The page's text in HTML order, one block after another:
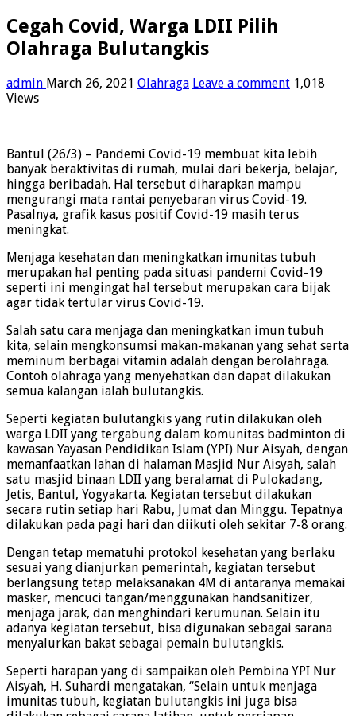
Cegah Covid, Warga LDII Pilih
Olahraga Bulutangkis
admin March 26, 2021 Olahraga Leave a comment 1,018
Views
Bantul (26/3) – Pandemi Covid-19 membuat kita lebih
banyak beraktivitas di rumah, mulai dari bekerja, belajar,
hingga beribadah. Hal tersebut diharapkan mampu
mengurangi mata rantai penyebaran virus Covid-19.
Pasalnya, grafik kasus positif Covid-19 masih terus
meningkat.
Menjaga kesehatan dan meningkatkan imunitas tubuh
merupakan hal penting pada situasi pandemi Covid-19
seperti ini mengingat hal tersebut merupakan cara bijak
agar tidak tertular virus Covid-19.
Salah satu cara menjaga dan meningkatkan imun tubuh
kita, selain mengkonsumsi makan-makanan yang sehat serta
meminum berbagai vitamin adalah dengan berolahraga.
Contoh olahraga yang menyehatkan dan dapat dilakukan
semua kalangan ialah bulutangkis.
Seperti kegiatan bulutangkis yang rutin dilakukan oleh
warga LDII yang tergabung dalam komunitas badminton di
kawasan Yayasan Pendidikan Islam (YPI) Nur Aisyah, dengan
memanfaatkan lahan di halaman Masjid Nur Aisyah, salah
satu masjid binaan LDII yang beralamat di Pulokadang,
Jetis, Bantul, Yogyakarta. Kegiatan tersebut dilakukan
secara rutin setiap hari Rabu, Jumat dan Minggu. Tepatnya
dilakukan pada pagi hari dan diikuti oleh sekitar 7-8 orang.
Dengan tetap mematuhi protokol kesehatan yang berlaku
sesuai yang dianjurkan pemerintah, kegiatan tersebut
berlangsung tetap melaksanakan 4M di antaranya memakai
masker, mencuci tangan/menggunakan handsanitizer,
menjaga jarak, dan menghindari kerumunan. Selain itu
adanya kegiatan tersebut, bisa digunakan sebagai sarana
menyalurkan bakat sebagai pemain bulutangkis.
Seperti harapan yang di sampaikan oleh Pembina YPI Nur
Aisyah, H. Suhardi mengatakan, “Selain untuk menjaga
imunitas tubuh, kegiatan bulutangkis ini juga bisa